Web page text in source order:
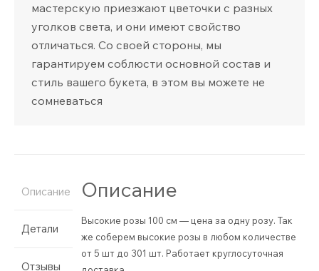
мастерскую приезжают цветочки с разных
уголков света, и они имеют свойство
отличаться. Со своей стороны, мы
гарантируем соблюсти основной состав и
стиль вашего букета, в этом вы можете не
сомневаться
Описание
Детали
Отзывы
Описание
Высокие розы 100 см — цена за одну розу. Так
же соберем высокие розы в любом количестве
от 5 шт до 301 шт. Работает круглосуточная